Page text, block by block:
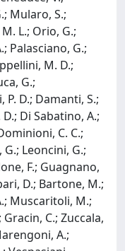
Mularo, S.;
L.; Orio, G.;
Palasciano, G.;
M. D.;
G.;
P. D.; Damanti, S.;
Di Sabatino, A.;
C. C.;
Leoncini, G.;
F.; Guagnano,
D.; Bartone, M.;
Muscaritoli, M.;
C.; Zuccala,
A.;